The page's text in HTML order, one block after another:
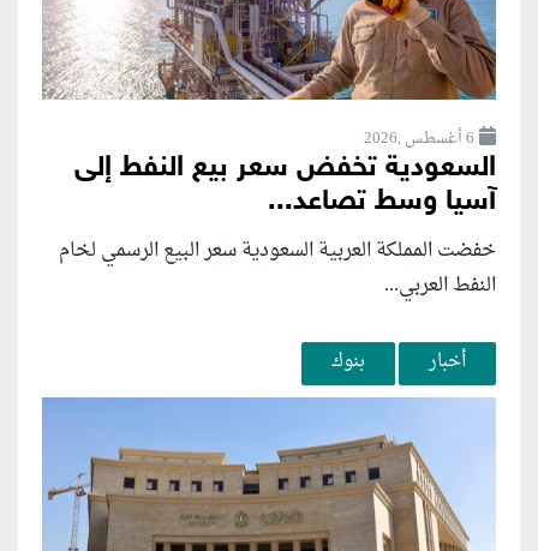
6 أغسطس ,2026
السعودية تخفض سعر بيع النفط إلى
آسيا وسط تصاعد...
خفضت المملكة العربية السعودية سعر البيع الرسمي لخام
النفط العربي...
أخبار بنوك